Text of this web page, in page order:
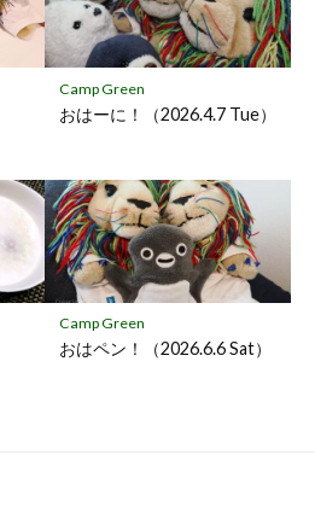
Camp Green
おはーに！（2026.4.7 Tue）
Camp Green
おはペン！（2026.6.6 Sat）